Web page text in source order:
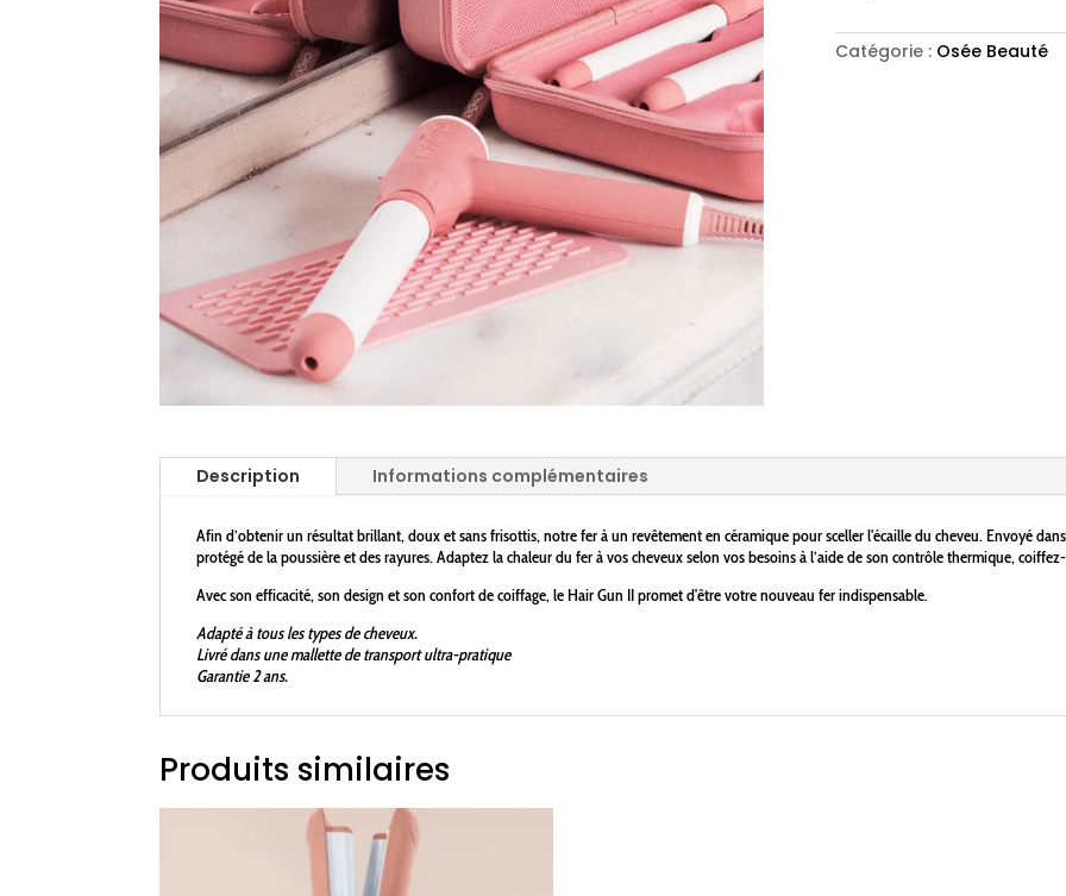
Catégorie : Osée Beauté
Description Informations complémentaires
Afin d’obtenir un résultat brillant, doux et sans frisottis, notre fer à un revêtement en céramique pour sceller l'écaille du cheveu. Envoyé
protégé de la poussière et des rayures. Adaptez la chaleur du fer à vos cheveux selon vos besoins à l’aide de son contrôle thermique,
Avec son efficacité, son design et son confort de coiffage, le Hair Gun II promet d'être votre nouveau fer indispensable.
Adapté à tous les types de cheveux.
Livré dans une mallette de transport ultra-pratique
Garantie 2 ans.
Produits similaires